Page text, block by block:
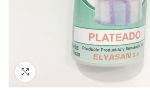
Click to enlarge